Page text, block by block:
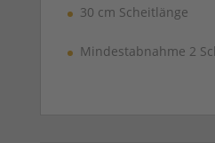
30 cm Scheitlänge
Mindestabnahme 2